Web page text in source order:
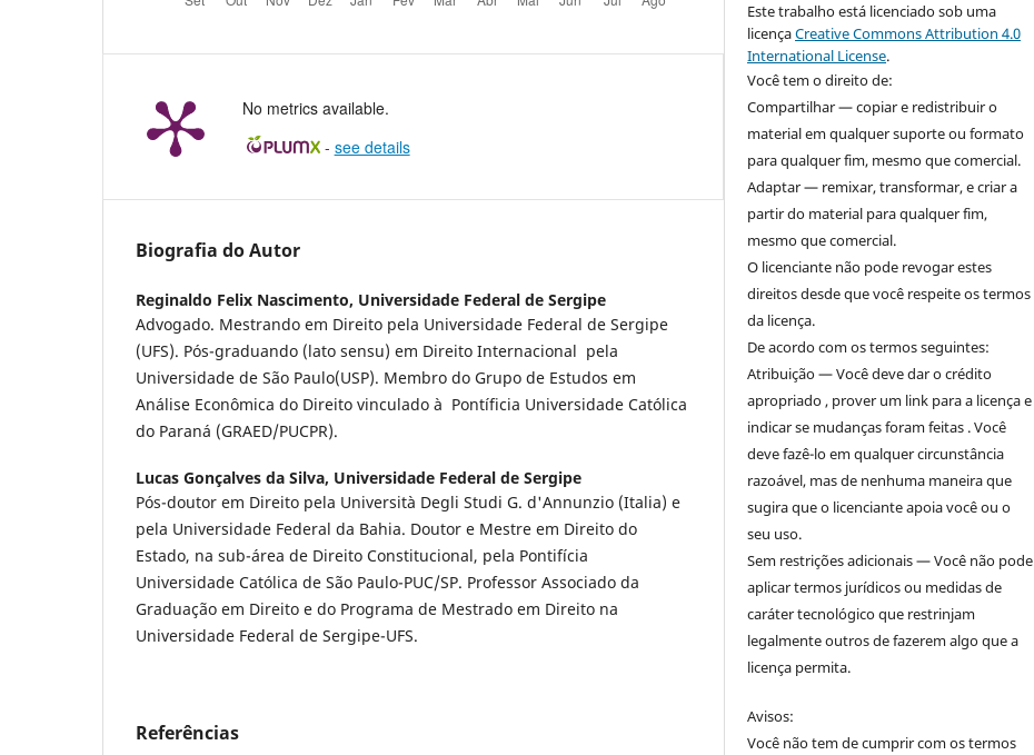
No metrics available.
- see details
Biografia do Autor
Reginaldo Felix Nascimento, Universidade Federal de Sergipe
Advogado. Mestrando em Direito pela Universidade Federal de Sergipe
(UFS). Pós-graduando (lato sensu) em Direito Internacional pela
Universidade de São Paulo(USP). Membro do Grupo de Estudos em
Análise Econômica do Direito vinculado à Pontíficia Universidade Católica
do Paraná (GRAED/PUCPR).
Lucas Gonçalves da Silva, Universidade Federal de Sergipe
Pós-doutor em Direito pela Università Degli Studi G. d'Annunzio (Italia) e
pela Universidade Federal da Bahia. Doutor e Mestre em Direito do
Estado, na sub-área de Direito Constitucional, pela Pontifícia
Universidade Católica de São Paulo-PUC/SP. Professor Associado da
Graduação em Direito e do Programa de Mestrado em Direito na
Universidade Federal de Sergipe-UFS.
Referências
Este trabalho está licenciado sob uma
licençaCreative Commons Attribution 4.0
International License.
Você tem o direito de:
Compartilhar — copiar e redistribuir o
material em qualquer suporte ou formato
para qualquer fim, mesmo que comercial.
Adaptar — remixar, transformar, e criar a
partir do material para qualquer fim,
mesmo que comercial.
O licenciante não pode revogar estes
direitos desde que você respeite os termos
da licença.
De acordo com os termos seguintes:
Atribuição — Você deve dar o crédito
apropriado , prover um link para a licença e
indicar se mudanças foram feitas . Você
deve fazê-lo em qualquer circunstância
razoável, mas de nenhuma maneira que
sugira que o licenciante apoia você ou o
seu uso.
Sem restrições adicionais — Você não pode
aplicar termos jurídicos ou medidas de
caráter tecnológico que restrinjam
legalmente outros de fazerem algo que a
licença permita.
Avisos:
Você não tem de cumprir com os termos